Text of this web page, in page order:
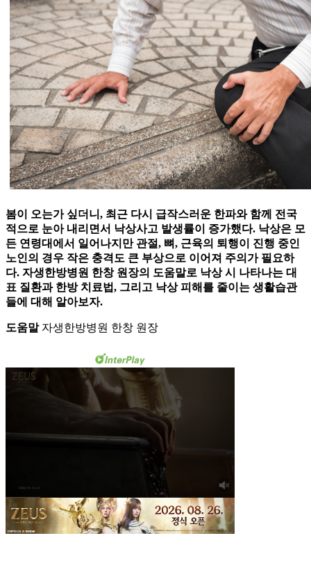
봄이 오는가 싶더니, 최근 다시 급작스러운 한파와 함께 전국
적으로 눈아 내리면서 낙상사고 발생률이 증가했다. 낙상은 모
든 연령대에서 일어나지만 관절, 뼈, 근육의 퇴행이 진행 중인
노인의 경우 작은 충격도 큰 부상으로 이어져 주의가 필요하
다. 자생한방병원 한창 원장의 도움말로 낙상 시 나타나는 대
표 질환과 한방 치료법, 그리고 낙상 피해를 줄이는 생활습관
들에 대해 알아보자.
도움말자생한방병원 한창 원장